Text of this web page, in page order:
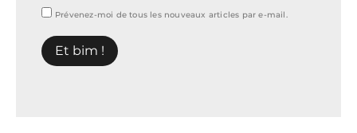
Prévenez-moi de tous les nouveaux articles par e-mail.